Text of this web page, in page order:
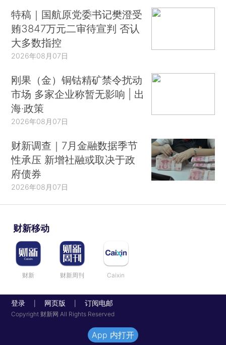
特稿｜国航原党委书记樊澄受
贿3847万元二审待宣判 否认
大多数指控
2026年08月07日
刚果（金）铜钴精矿禁令扰动
市场 多家企业称暂无影响 | 出
海·政策
2026年08月07日
财新调查｜7月金融数据季节
性承压 新增社融或取决于政
府债券
2026年08月07日
财新移动
财新 财新周刊 Caixin
登录 网页版 订阅电邮
Copyright 财新网 All Rights Reserved
App 内打开